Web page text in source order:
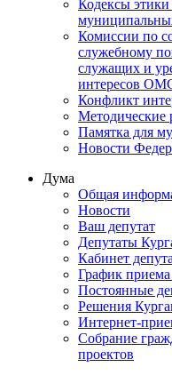
Кодексы
Комиссии по
служебному
служащих и
интересов
Конфликт
Методические
Памятка для
Новости
Дума
Общая
Новости
Ваш депутат
Депутаты
Кабинет
График приема
Постоянные
Решения
Интернет-
Собрание
проектов